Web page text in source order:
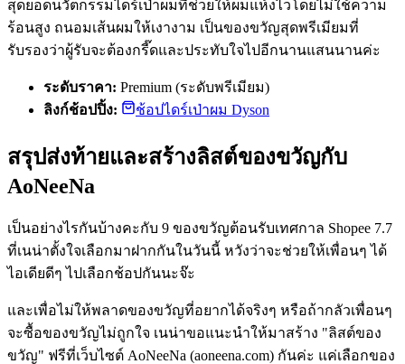
สุดยอดนวัตกรรมไดร์เป่าผมที่ช่วยให้ผมแห้งไวโดยไม่ใช้ความ
ร้อนสูง ถนอมเส้นผมให้เงางาม เป็นของขวัญสุดพรีเมียมที่
รับรองว่าผู้รับจะต้องกรี๊ดและประทับใจไปอีกนานแสนนานค่ะ
ระดับราคา: Premium (ระดับพรีเมียม)
ลิงก์ช้อปปิ้ง:
ช้อปไดร์เป่าผม Dyson
สรุปส่งท้ายและสร้างลิสต์ของขวัญกับ
AoNeeNa
เป็นอย่างไรกันบ้างคะกับ 9 ของขวัญต้อนรับเทศกาล Shopee 7.7
ที่เนน่าตั้งใจเลือกมาฝากกันในวันนี้ หวังว่าจะช่วยให้เพื่อนๆ ได้
ไอเดียดีๆ ไปเลือกช้อปกันนะจ๊ะ
และเพื่อไม่ให้พลาดของขวัญที่อยากได้จริงๆ หรือถ้ากลัวเพื่อนๆ
จะซื้อของขวัญไม่ถูกใจ เนน่าขอแนะนำให้มาสร้าง "ลิสต์ของ
ขวัญ" ฟรีที่เว็บไซต์ AoNeeNa (aoneena.com) กันค่ะ แค่เลือกของ